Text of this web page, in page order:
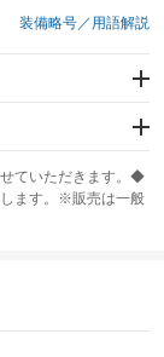
装備略号／用語解説
せていただきます。◆
ます。※販売は一般